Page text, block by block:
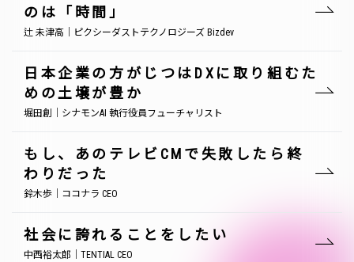
のは「時間」
辻 未津高｜ピクシーダストテクノロジーズ Bizdev
日本企業の方がじつはDXに取り組むた
めの土壌が豊か
堀田創｜シナモンAI 執行役員フューチャリスト
もし、あのテレビCMで失敗したら終
わりだった
鈴木歩｜ココナラ CEO
社会に誇れることをしたい
中西裕太郎｜TENTIAL CEO